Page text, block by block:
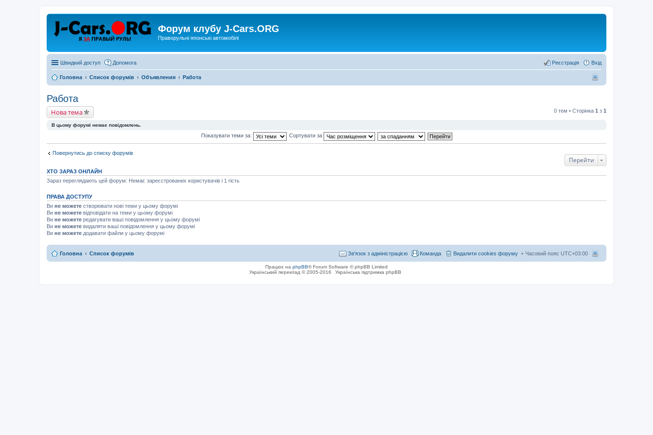
Форум клубу J-Cars.ORG
Праворульні японські автомобілі
Швидкий доступ Допомога Вхід
Реєстрація
Головна Список форумів Объявления Работа
Работа
Нова тема 0 тем • Сторінка 1 з 1
В цьому форумі немає повідомлень.
Показувати теми за: Сортувати за
Повернутись до списку форумів
Перейти
ХТО ЗАРАЗ ОНЛАЙН
Зараз переглядають цей форум: Немає зареєстрованих користувачів і 1 гість
ПРАВА ДОСТУПУ
Ви не можете створювати нові теми у цьому форумі
Ви не можете відповідати на теми у цьому форумі
Ви не можете редагувати ваші повідомлення у цьому форумі
Ви не можете видаляти ваші повідомлення у цьому форумі
Ви не можете додавати файли у цьому форумі
Головна Список форумів Часовий пояс UTC+03:00
Видалити cookies форуму
Команда
Зв'язок з адміністрацією
Працює на phpBB® Forum Software © phpBB Limited
Український переклад © 2005-2016
Українська підтримка phpBB